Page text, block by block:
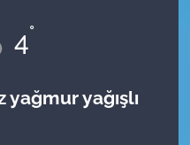
4°
yağışlı